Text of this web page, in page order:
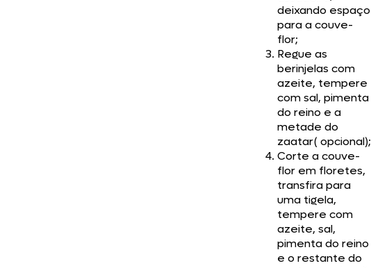
deixando espaço
para a couve-
flor;
Regue as
berinjelas com
azeite, tempere
com sal, pimenta
do reino e a
metade do
zaatar( opcional);
Corte a couve-
flor em floretes,
transfira para
uma tigela,
tempere com
azeite, sal,
pimenta do reino
e o restante do